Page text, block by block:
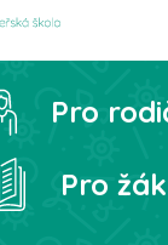
Hledat
Pro
Pro